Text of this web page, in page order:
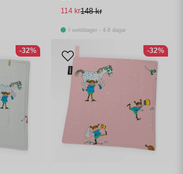
148 kr
114 kr
I webblager - 4-8 dagar
-32% -32%